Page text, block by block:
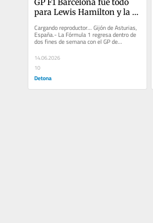
para Lewis Hamilton y la
Cargando reproductor... Gijón de Asturias,
España.- La Fórmula 1 regresa dentro de
dos fines de semana con el GP de...
14.06.2026
10
Detona